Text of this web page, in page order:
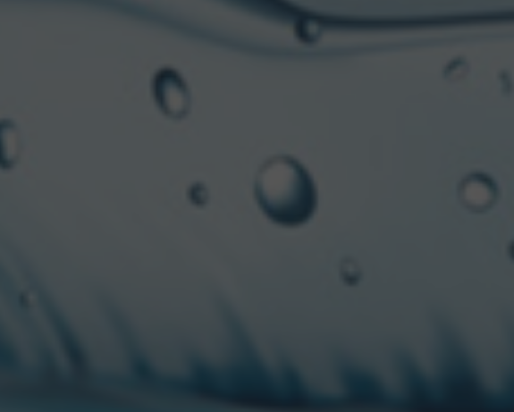
gran fuerza de trabajo, y estamos muy
más que nunca, podemos afirmar que
UNA HISTORIA CON
Hace más de 160 años, Frederick
cerveza y el sueño del éxito en la
utilizando lúpulos especiales, lo que
de color cristal, dándole su icónica
Ya que la calidad no conoce
Actualmente se encuentra alrededor
inigualable de esta cerveza. Desde
pero manteniéndose fiel a la visión
ingredientes: agua, malta, adjuntos y
calidad, y su particularidad de ser una
brillo dorado inigualable y un sabor